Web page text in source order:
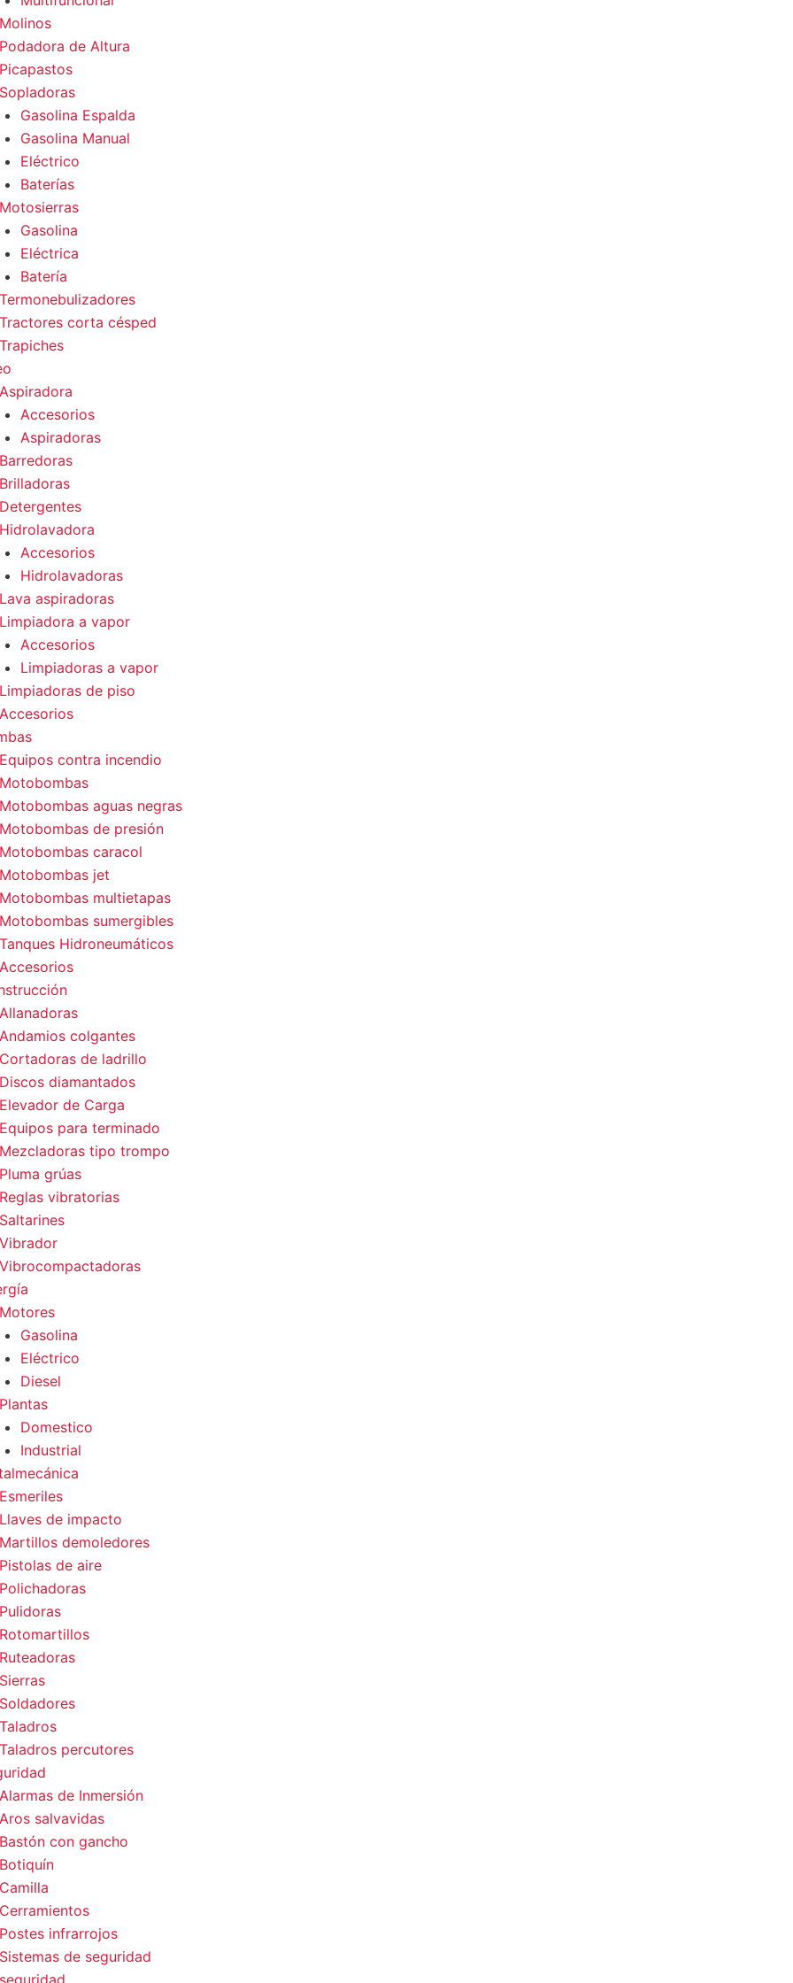
Molinos
Podadora de Altura
Picapastos
Sopladoras
Gasolina Espalda
Gasolina Manual
Eléctrico
Baterías
Motosierras
Gasolina
Eléctrica
Batería
Termonebulizadores
Tractores corta césped
Trapiches
Aspiradora
Accesorios
Aspiradoras
Barredoras
Brilladoras
Detergentes
Hidrolavadora
Accesorios
Hidrolavadoras
Lava aspiradoras
Limpiadora a vapor
Accesorios
Limpiadoras a vapor
Limpiadoras de piso
Accesorios
Equipos contra incendio
Motobombas
Motobombas aguas negras
Motobombas de presión
Motobombas caracol
Motobombas jet
Motobombas multietapas
Motobombas sumergibles
Tanques Hidroneumáticos
Accesorios
Allanadoras
Andamios colgantes
Cortadoras de ladrillo
Discos diamantados
Elevador de Carga
Equipos para terminado
Mezcladoras tipo trompo
Pluma grúas
Reglas vibratorias
Saltarines
Vibrador
Vibrocompactadoras
Motores
Gasolina
Eléctrico
Diesel
Plantas
Domestico
Industrial
Esmeriles
Llaves de impacto
Martillos demoledores
Pistolas de aire
Polichadoras
Pulidoras
Rotomartillos
Ruteadoras
Sierras
Soldadores
Taladros
Taladros percutores
Alarmas de Inmersión
Aros salvavidas
Bastón con gancho
Botiquín
Camilla
Cerramientos
Postes infrarrojos
Sistemas de seguridad